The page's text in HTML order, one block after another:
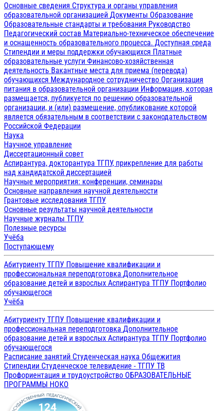
Основные сведения Структура и органы управления
образовательной организацией Документы Образование
Образовательные стандарты и требования Руководство
Педагогический состав Материально-техническое обеспечение
и оснащенность образовательного процесса. Доступная среда
Стипендии и меры поддержки обучающихся Платные
образовательные услуги Финансово-хозяйственная
деятельность Вакантные места для приема (перевода)
обучающихся Международное сотрудничество Организация
питания в образовательной организации Информация, которая
размещается, публикуется по решению образовательной
организации, и (или) размещение, опубликование которой
является обязательным в соответствии с законодательством
Российской Федерации
Наука
Научное управление
Диссертационный совет
Аспирантура, докторантура ТГПУ, прикрепление для работы
над кандидатской диссертацией
Научные мероприятия: конференции, семинары
Основные направления научной деятельности
Грантовые исследования ТГПУ
Основные результаты научной деятельности
Научные журналы ТГПУ
Полезные ресурсы
Учёба
Поступающему
Абитуриенту ТГПУ Повышение квалификации и
профессиональная переподготовка Дополнительное
образование детей и взрослых Аспирантура ТГПУ Портфолио
обучающегося
Учёба
Абитуриенту ТГПУ Повышение квалификации и
профессиональная переподготовка Дополнительное
образование детей и взрослых Аспирантура ТГПУ Портфолио
обучающегося
Расписание занятий Студенческая наука Общежития
Стипендии Студенческое телевидение - ТГПУ ТВ
Профориентация и трудоустройство ОБРАЗОВАТЕЛЬНЫЕ
ПРОГРАММЫ НОКО